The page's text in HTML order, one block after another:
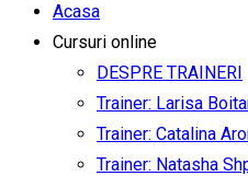
Acasa
Cursuri online
DESPRE TRAINERI
Trainer: Larisa
Trainer: Catalina
Trainer: Natasha